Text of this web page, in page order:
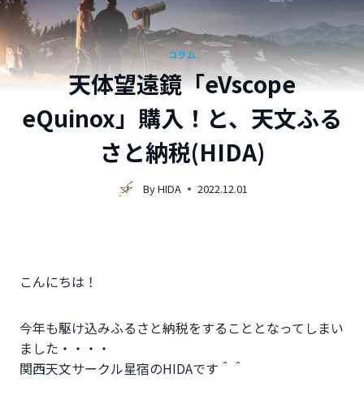
コラム
天体望遠鏡「eVscope
eQuinox」購入！と、天文ふる
さと納税(HIDA)
ByHIDA 2022.12.01
こんにちは！
今年も駆け込みふるさと納税をすることとなってしまい
ました・・・・
関西天文サークル星宿のHIDAです＾＾